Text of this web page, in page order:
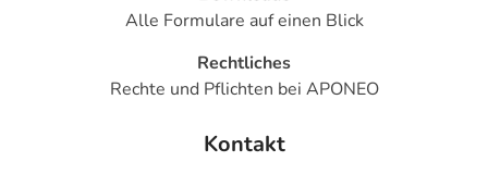
Alle Formulare auf einen Blick
Rechtliches
Rechte und Pflichten bei APONEO
Kontakt